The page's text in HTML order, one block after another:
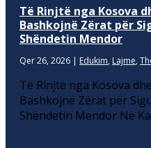
Të Rinjtë nga Kosova
Bashkojnë Zërat për
Shëndetin Mendor
Qer 26, 2026 | Edukim, Lajme,
Të Rinjtë nga Kosova
Bashkojnë Zërat për
Shëndetin Mendor Në